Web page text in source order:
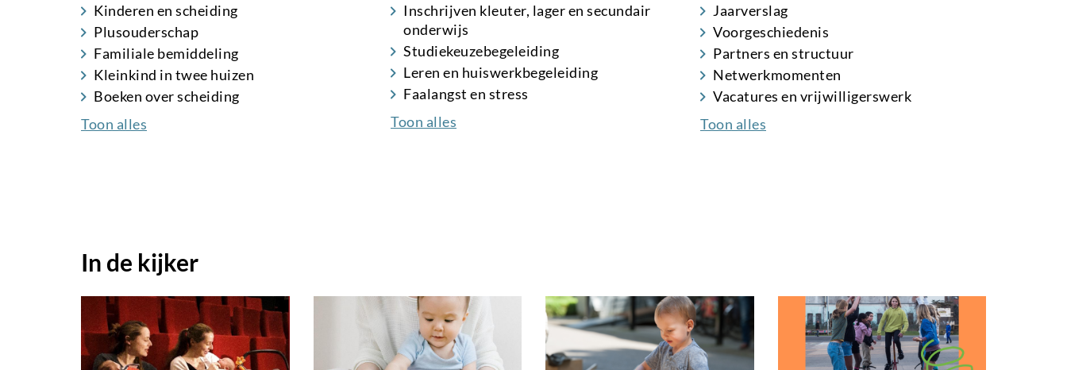
Kinderen en scheiding
Plusouderschap
Familiale bemiddeling
Kleinkind in twee huizen
Boeken over scheiding
Toon alles
Inschrijven kleuter, lager en secundair
onderwijs
Studiekeuzebegeleiding
Leren en huiswerkbegeleiding
Faalangst en stress
Toon alles
Jaarverslag
Voorgeschiedenis
Partners en structuur
Netwerkmomenten
Vacatures en vrijwilligerswerk
Toon alles
In de kijker